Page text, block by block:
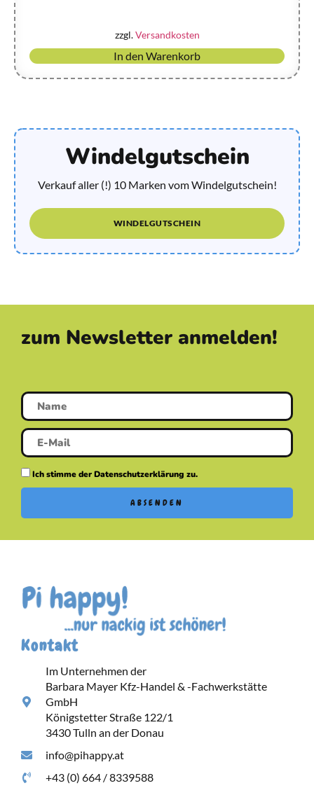
zzgl.Versandkosten
In den Warenkorb
Windelgutschein
Verkauf aller (!) 10 Marken vom Windelgutschein!
WINDELGUTSCHEIN
zum Newsletter anmelden!
Ich stimme der Datenschutzerklärung zu.
ABSENDEN
Kontakt
Im Unternehmen der
Barbara Mayer Kfz-Handel & -Fachwerkstätte
GmbH
Königstetter Straße 122/1
3430 Tulln an der Donau
info@pihappy.at
+43 (0) 664 / 8339588